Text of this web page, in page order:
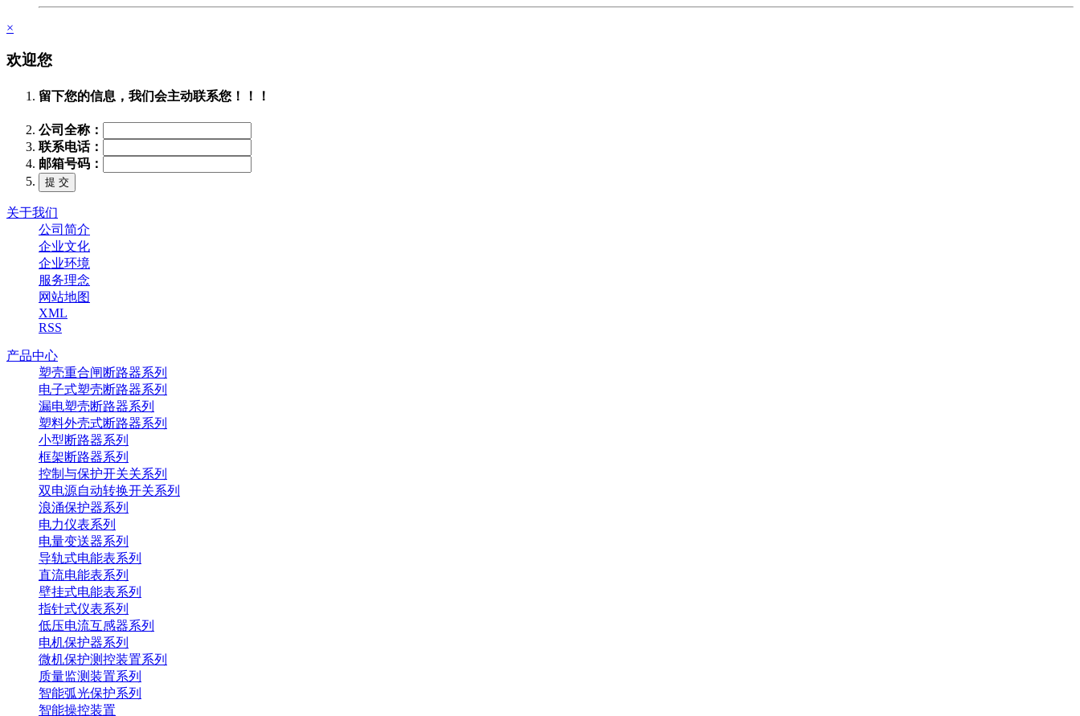
×
欢迎您
留下您的信息，我们会主动联系您！！！
公司全称：
联系电话：
邮箱号码：
关于我们
公司简介
企业文化
企业环境
服务理念
网站地图
XML
RSS
产品中心
塑壳重合闸断路器系列
电子式塑壳断路器系列
漏电塑壳断路器系列
塑料外壳式断路器系列
小型断路器系列
框架断路器系列
控制与保护开关关系列
双电源自动转换开关系列
浪涌保护器系列
电力仪表系列
电量变送器系列
导轨式电能表系列
直流电能表系列
壁挂式电能表系列
指针式仪表系列
低压电流互感器系列
电机保护器系列
微机保护测控装置系列
质量监测装置系列
智能弧光保护系列
智能操控装置